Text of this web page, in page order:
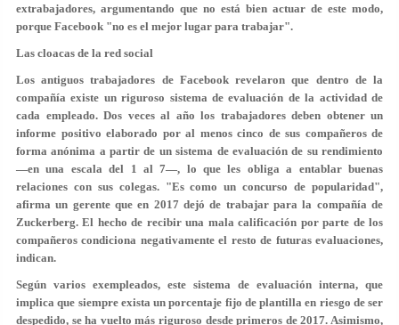
extrabajadores, argumentando que no está bien actuar de este modo,
porque Facebook "no es el mejor lugar para trabajar".
Las cloacas de la red social
Los antiguos trabajadores de Facebook revelaron que dentro de la
compañía existe un riguroso sistema de evaluación de la actividad de
cada empleado. Dos veces al año los trabajadores deben obtener un
informe positivo elaborado por al menos cinco de sus compañeros de
forma anónima a partir de un sistema de evaluación de su rendimiento
—en una escala del 1 al 7—, lo que les obliga a entablar buenas
relaciones con sus colegas. "Es como un concurso de popularidad",
afirma un gerente que en 2017 dejó de trabajar para la compañía de
Zuckerberg. El hecho de recibir una mala calificación por parte de los
compañeros condiciona negativamente el resto de futuras evaluaciones,
indican.
Según varios exempleados, este sistema de evaluación interna, que
implica que siempre exista un porcentaje fijo de plantilla en riesgo de ser
despedido, se ha vuelto más riguroso desde primeros de 2017. Asimismo,